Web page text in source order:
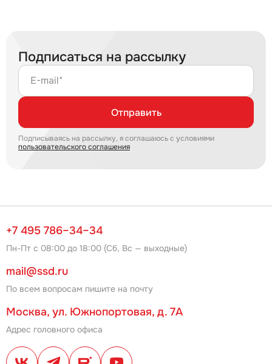
Подписаться на рассылку
E-mail*
Отправить
Подписываясь на рассылку, я соглашаюсь с условиями
пользовательского соглашения
+7 495 786–34–34
Пн-Пт с 08:00 до 18:00 (Сб, Вс — выходные)
mail@ssd.ru
По всем вопросам пишите на почту
Москва, ул. Южнопортовая, д. 7А
Адрес головного офиса